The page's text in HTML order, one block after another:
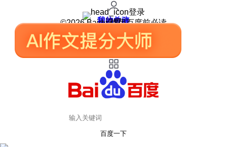
登录
我的关注
我的收藏
皮肤中心
用户反馈
设置
©2026 Baidu 使用百度前必读
百度一下